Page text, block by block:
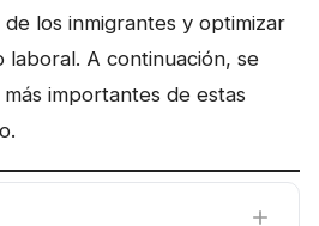
los inmigrantes y optimizar
laboral. A continuación, se
importantes de estas